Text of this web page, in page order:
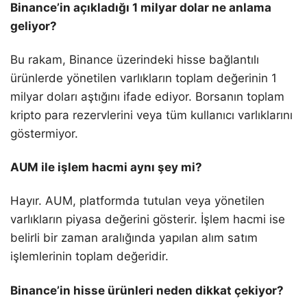
Binance’in açıkladığı 1 milyar dolar ne anlama
geliyor?
Bu rakam, Binance üzerindeki hisse bağlantılı
ürünlerde yönetilen varlıkların toplam değerinin 1
milyar doları aştığını ifade ediyor. Borsanın toplam
kripto para rezervlerini veya tüm kullanıcı varlıklarını
göstermiyor.
AUM ile işlem hacmi aynı şey mi?
Hayır. AUM, platformda tutulan veya yönetilen
varlıkların piyasa değerini gösterir. İşlem hacmi ise
belirli bir zaman aralığında yapılan alım satım
işlemlerinin toplam değeridir.
Binance’in hisse ürünleri neden dikkat çekiyor?